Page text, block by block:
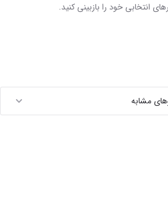
انتخابی خود را بازبینی کنید.
مشابه